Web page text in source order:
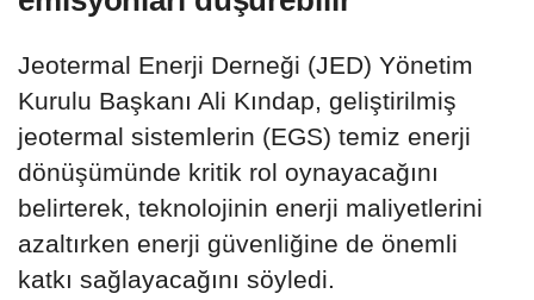
Jeotermal Enerji Derneği (JED) Yönetim
Kurulu Başkanı Ali Kındap, geliştirilmiş
jeotermal sistemlerin (EGS) temiz enerji
dönüşümünde kritik rol oynayacağını
belirterek, teknolojinin enerji maliyetlerini
azaltırken enerji güvenliğine de önemli
katkı sağlayacağını söyledi.